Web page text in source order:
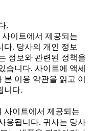
.
이트에서 제공되는
. 당사의 개인 정보
정보와 관련된 정책을
습니다. 사이트에 액세
이용 약관을 읽고 이
니다.
사이트에서 제공되는
용됩니다. 귀사는 당사